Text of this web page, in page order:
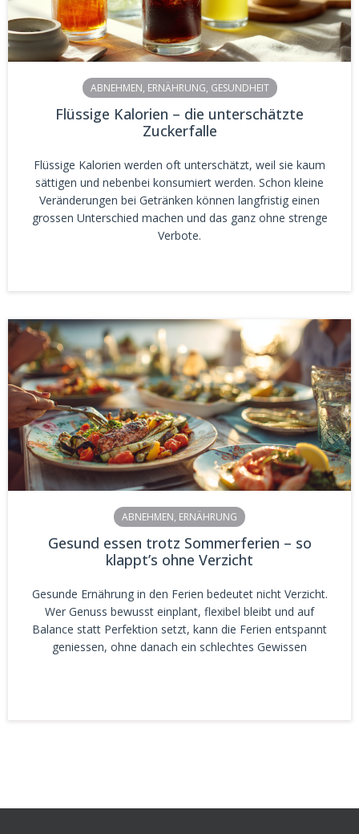
ABNEHMEN, ERNÄHRUNG, GESUNDHEIT
Flüssige Kalorien – die unterschätzte
Zuckerfalle
Flüssige Kalorien werden oft unterschätzt, weil sie kaum
sättigen und nebenbei konsumiert werden. Schon kleine
Veränderungen bei Getränken können langfristig einen
grossen Unterschied machen und das ganz ohne strenge
Verbote.
ABNEHMEN, ERNÄHRUNG
Gesund essen trotz Sommerferien – so
klappt’s ohne Verzicht
Gesunde Ernährung in den Ferien bedeutet nicht Verzicht.
Wer Genuss bewusst einplant, flexibel bleibt und auf
Balance statt Perfektion setzt, kann die Ferien entspannt
geniessen, ohne danach ein schlechtes Gewissen